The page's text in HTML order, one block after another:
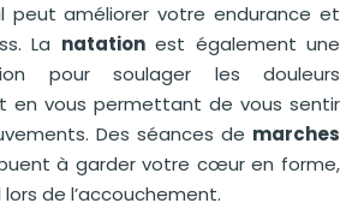
peut améliorer votre endurance et
La natationest également une
pour soulager les douleurs
en vous permettant de vous sentir
Des séances de marches
à garder votre cœur en forme,
de l’accouchement.